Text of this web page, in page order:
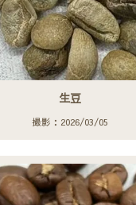
生豆
撮影：2026/03/05